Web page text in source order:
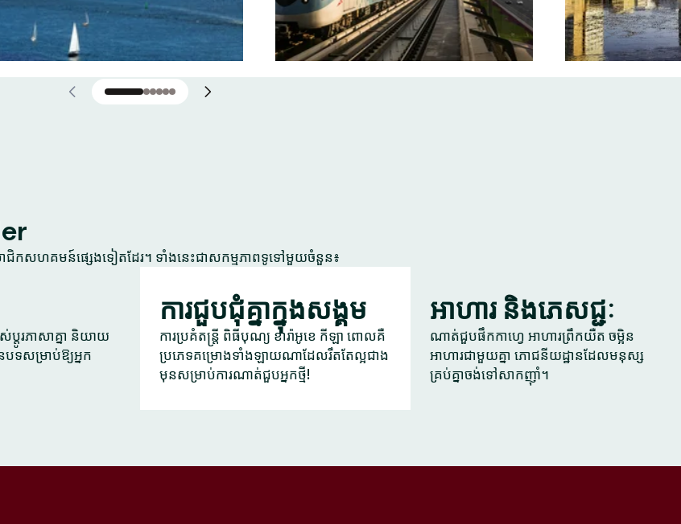
កសហគមន៍ផ្សេងទៀតដែរ។ ទាំងនេះជាសកម្មភាពទូទៅមួយចំនួន៖
តូរភាសាគ្នា និយាយ
ទសម្រាប់ឱ្យអ្នក
ការជួបជុំគ្នាក្នុងសង្គម
ការប្រគំតន្ត្រី ពិធីបុណ្យ ខារ៉ាអូខេ កីឡា ពោលគឺ
ប្រភេទគម្រោងទាំងឡាយណាដែលរឹតតែល្អជាង
មុនសម្រាប់ការណាត់ជួបអ្នកថ្មី!
អាហារ និងភេសជ្ជៈ
ណាត់ជួបផឹកកាហ្វេ អាហារព្រឹកយឺត ចម្អិន
អាហារជាមួយគ្នា ភោជនីយដ្ឋានដែលមនុស្ស
គ្រប់គ្នាចង់ទៅសាកញ៉ាំ។